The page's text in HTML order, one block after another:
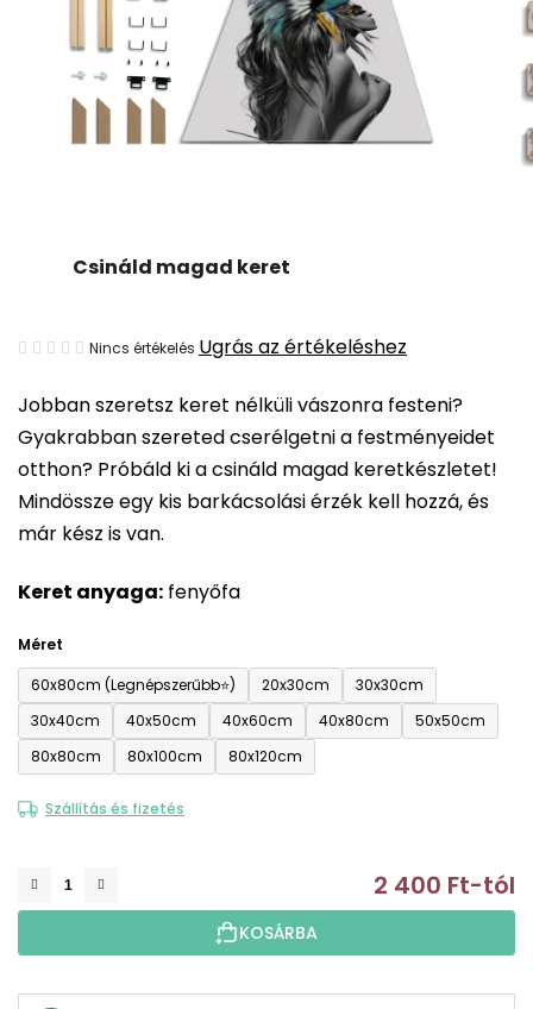
Jobban szeretsz keret nélküli vászonra festeni?
Gyakrabban szereted cserélgetni a festményeidet
otthon? Próbáld ki a csináld magad keretkészletet!
Mindössze egy kis barkácsolási érzék kell hozzá, és
már kész is van.
Keret anyaga: fenyőfa
Méret
60x80cm (Legnépszerűbb⭐)
20x30cm
30x30cm
30x40cm
40x50cm 40x60cm 40x80cm
50x50cm
80x80cm
80x100cm 80x120cm
Szállítás és fizetés
2 400 Ft-tól
KOSÁRBA
Csináld magad keret
A
átlagos
értékelése
5-
ből
0,0
Nincs értékelés Ugrás az értékeléshez